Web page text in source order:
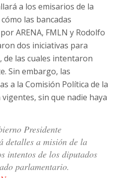
a los emisarios de la
las bancadas
ARENA, FMLN y Rodolfo
dos iniciativas para
de las cuales intentaron
Sin embargo, las
a la Comisión Política de la
sin que nadie haya
Presidente
detalles a misión de la
intentos de los diputados
parlamentario.